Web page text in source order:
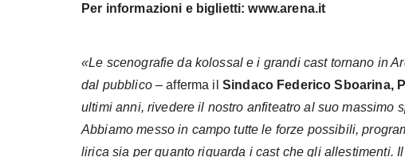
Per informazioni e biglietti: www.arena.it
«Le scenografie da kolossal e i grandi cast tornano in
dal pubblico – afferma il Sindaco Federico Sboarina,
ultimi anni, rivedere il nostro anfiteatro al suo massimo
Abbiamo messo in campo tutte le forze possibili,
lirica sia per quanto riguarda i cast che gli allestimenti.